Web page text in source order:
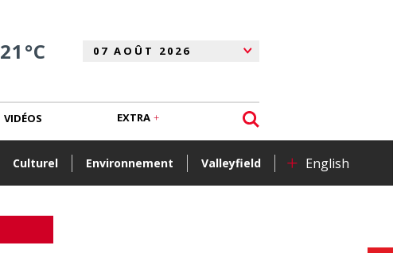
21°C
Culturel Environnement Valleyfield + English
VIDÉOS EXTRA